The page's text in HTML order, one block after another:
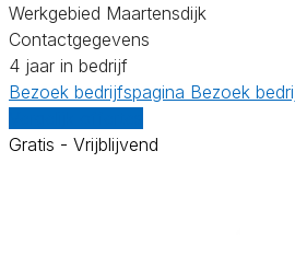
Werkgebied Maartensdijk
Contactgegevens
4 jaar in bedrijf
Bezoek bedrijfspagina Bezoek
Gratis - Vrijblijvend